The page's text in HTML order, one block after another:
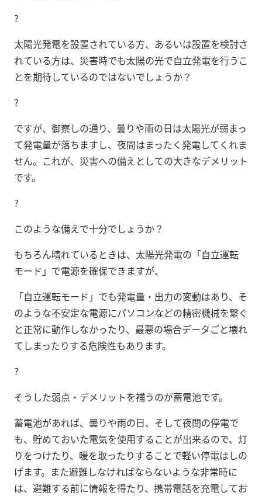
?
太陽光発電を設置されている方、あるいは設置を検討さ
れている方は、災害時でも太陽の光で自立発電を行うこ
とを期待しているのではないでしょうか？
?
ですが、御察しの通り、曇りや雨の日は太陽光が弱まっ
て発電量が落ちますし、夜間はまったく発電してくれま
せん。これが、災害への備えとしての大きなデメリット
です。
?
このような備えで十分でしょうか？
もちろん晴れているときは、太陽光発電の「自立運転
モード」で電源を確保できますが、
「自立運転モード」でも発電量・出力の変動はあり、そ
のような不安定な電源にパソコンなどの精密機械を繋ぐ
と正常に動作しなかったり、最悪の場合データごと壊れ
てしまったりする危険性もあります。
?
そうした弱点・デメリットを補うのが蓄電池です。
蓄電池があれば、曇りや雨の日、そして夜間の停電で
も、貯めておいた電気を使用することが出来るので、灯
りをつけたり、暖を取ったりすることで軽い停電はしの
げます。また避難しなければならないような非常時に
は、避難する前に情報を得たり、携帯電話を充電してお